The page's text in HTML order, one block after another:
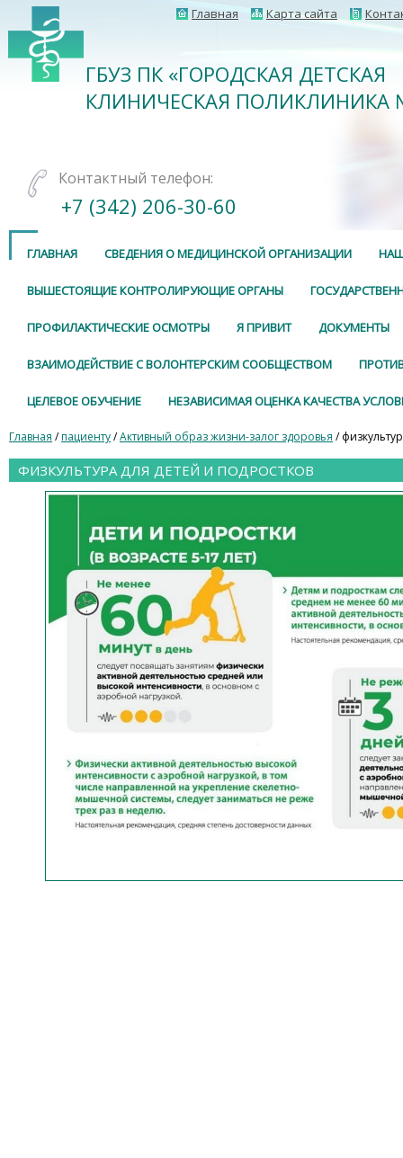
Главная Карта сайта
ГБУЗ ПК «ГОРОДСКАЯ ДЕТСКАЯ
КЛИНИЧЕСКАЯ ПОЛИКЛИНИКА
Контактный телефон:
+7 (342) 206-30-60
ГЛАВНАЯ СВЕДЕНИЯ О МЕДИЦИНСКОЙ ОРГАНИЗАЦИИ
ВЫШЕСТОЯЩИЕ КОНТРОЛИРУЮЩИЕ ОРГАНЫ
ПРОФИЛАКТИЧЕСКИЕ ОСМОТРЫ Я ПРИВИТ ДОКУМЕНТЫ
ВЗАИМОДЕЙСТВИЕ С ВОЛОНТЕРСКИМ СООБЩЕСТВОМ
ЦЕЛЕВОЕ ОБУЧЕНИЕ НЕЗАВИСИМАЯ ОЦЕНКА КАЧЕСТВА
Главная /пациенту/Активный образ жизни-залог здоровья /
ФИЗКУЛЬТУРА ДЛЯ ДЕТЕЙ И ПОДРОСТКОВ